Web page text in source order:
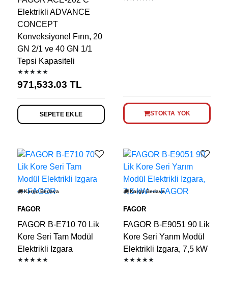
Elektrikli ADVANCE
CONCEPT
Konveksiyonel Fırın, 20
GN 2/1 ve 40 GN 1/1
Tepsi Kapasiteli
★★★★★
971,533.03 TL
SEPETE EKLE STOKTA YOK
Kargo Bedava
FAGOR
FAGOR B-E710 70 Lik
Kore Seri Tam Modül
Elektrikli Izgara
★★★★★
Kargo Bedava
FAGOR
FAGOR B-E9051 90 Lik
Kore Seri Yarım Modül
Elektrikli Izgara, 7,5 kW
★★★★★